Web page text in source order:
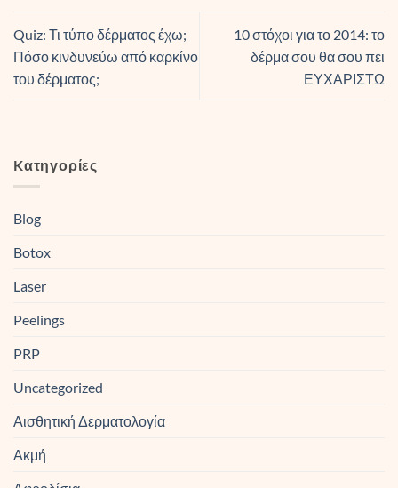
Quiz: Τι τύπο δέρματος έχω;
Πόσο κινδυνεύω από καρκίνο
του δέρματος;
10 στόχοι για το 2014: το
δέρμα σου θα σου πει
ΕΥΧΑΡΙΣΤΩ
Kατηγορίες
Blog
Botox
Laser
Peelings
PRP
Uncategorized
Αισθητική Δερματολογία
Ακμή